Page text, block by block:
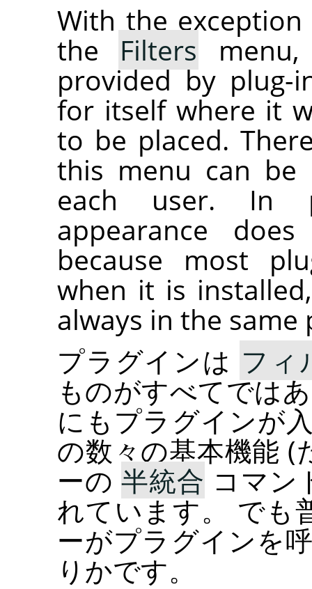
With the
the Filters
provided by plug-
for itself where it
to be placed.
this menu can be
each user. In
appearance
because most
when it is
always in the same
プラグインは フィ
ものがすべてでは
にもプラグインが
の数々の基本機能
ーの 半統合 コマン
れています。 でも
ーがプラグインを
りかです。